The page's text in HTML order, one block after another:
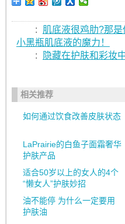
:
肌底液很鸡肋?那
小黑瓶肌底液的魔力！
:
隐藏在护肤和彩妆
相关推荐
如何通过饮食改善皮肤状态
LaPrairie的白鱼子面霜奢华
护肤产品
适合50岁以上的女人的4个
“懒女人”护肤妙招
油不能停 为什么一定要用
护肤油